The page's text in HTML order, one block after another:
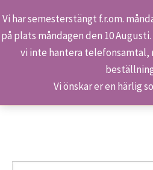
Vi har semesterstängt f.r.om.
på plats måndagen den 10
vi inte hantera telefonsamtal,
Vi önskar er en härlig
Hoppa
Sök
Hem Butiken
Produkter